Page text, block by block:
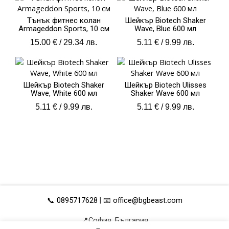
Тънък фитнес колан
Armageddon Sports, 10 см
15.00 € / 29.34 лв.
Шейкър Biotech Shaker
Wave, Blue 600 мл
5.11 €/ 9.99 лв.
Шейкър Biotech Shaker
Wave, White 600 мл
5.11 €/ 9.99 лв.
Шейкър Biotech Ulisses
Shaker Wave 600 мл
5.11 €/ 9.99 лв.
📞 0895717628 | 📧 office@bgbeast.com
📍София, България